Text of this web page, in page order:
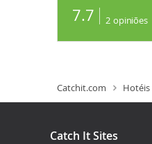
7.7 2 opiniões
Catchit.com Hotéis
Catch It Sites